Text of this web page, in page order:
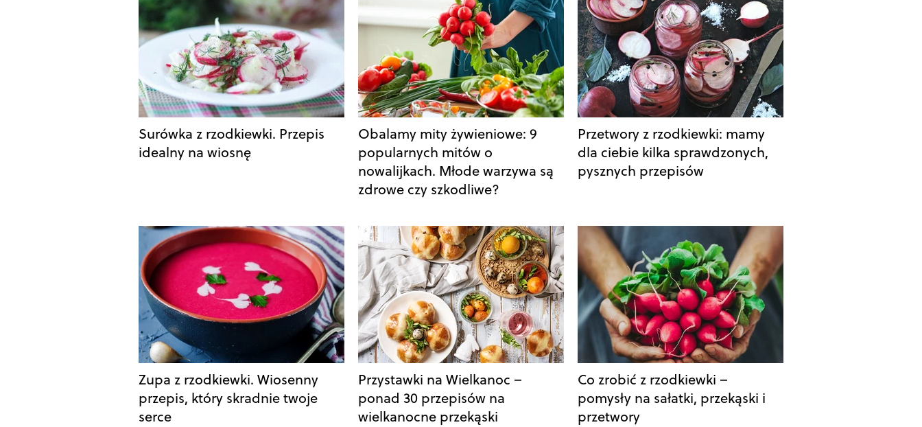
Surówka z rzodkiewki. Przepis
idealny na wiosnę
Obalamy mity żywieniowe: 9
popularnych mitów o
nowalijkach. Młode warzywa są
zdrowe czy szkodliwe?
Przetwory z rzodkiewki: mamy
dla ciebie kilka sprawdzonych,
pysznych przepisów
Zupa z rzodkiewki. Wiosenny
przepis, który skradnie twoje
serce
Przystawki na Wielkanoc –
ponad 30 przepisów na
wielkanocne przekąski
Co zrobić z rzodkiewki –
pomysły na sałatki, przekąski i
przetwory